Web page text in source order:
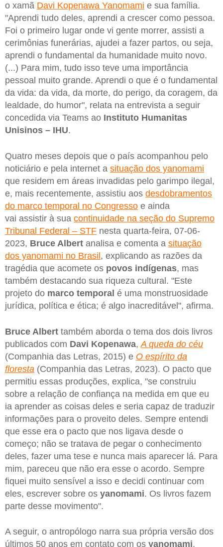
o xamã Davi Kopenawa Yanomami e sua família.
"Aprendi tudo deles, aprendi a crescer como pessoa.
Foi o primeiro lugar onde vi gente morrer, assisti a
cerimônias funerárias, ajudei a fazer partos, ou seja,
aprendi o fundamental da humanidade muito novo.
(...) Para mim, tudo isso teve uma importância
pessoal muito grande. Aprendi o que é o fundamental
da vida: da vida, da morte, do perigo, da coragem, da
lealdade, do humor", relata na entrevista a seguir
concedida via Teams ao Instituto Humanitas
Unisinos – IHU.
Quatro meses depois que o país acompanhou pelo
noticiário e pela internet a situação dos yanomami
que residem em áreas invadidas pelo garimpo ilegal,
e, mais recentemente, assistiu aos desdobramentos
do marco temporal no Congresso e ainda
vai assistir à sua continuidade na seção do Supremo
Tribunal Federal – STF nesta quarta-feira, 07-06-
2023, Bruce Albert analisa e comenta a situação
dos yanomami no Brasil, explicando as razões da
tragédia que acomete os povos indígenas, mas
também destacando sua riqueza cultural. "Este
projeto do marco temporal é uma monstruosidade
jurídica, política e ética; é algo inacreditável", afirma.
Bruce Albert também aborda o tema dos dois livros
publicados com Davi Kopenawa, A queda do céu
(Companhia das Letras, 2015) e O espírito da
floresta (Companhia das Letras, 2023). O pacto que
permitiu essas produções, explica, "se construiu
sobre a relação de confiança na medida em que eu
ia aprender as coisas deles e seria capaz de traduzir
informações para o proveito deles. Sempre entendi
que esse era o pacto que nos ligava desde o
começo; não se tratava de pegar o conhecimento
deles, fazer uma tese e nunca mais aparecer lá. Para
mim, pareceu que não era esse o acordo. Sempre
fiquei muito sensível a isso e decidi continuar com
eles, escrever sobre os yanomami. Os livros fazem
parte desse movimento".
A seguir, o antropólogo narra sua própria versão dos
últimos 50 anos em contato com os yanomami,